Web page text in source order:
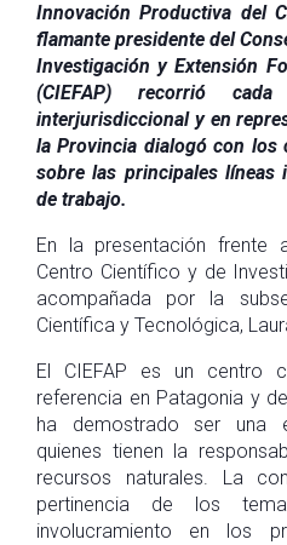
Innovación Productiva del
flamante presidente del
Investigación y Extensión
(CIEFAP) recorrió
interjurisdiccional y en
la Provincia dialogó con
sobre las principales líneas
de trabajo.
En la presentación frente
Centro Científico y de
acompañada por la
Científica y Tecnológica,
El CIEFAP es un centro
referencia en Patagonia y
ha demostrado ser una
quienes tienen la
recursos naturales. La
pertinencia de los
involucramiento en los